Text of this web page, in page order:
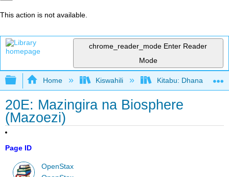
This action is not available.
chrome_reader_mode Enter Reader
Mode
Expand/collapse global hierarchy
Home Kiswahili Kitabu: Dhana katika
20E: Mazingira na Biosphere
(Mazoezi)
Page ID
OpenStax